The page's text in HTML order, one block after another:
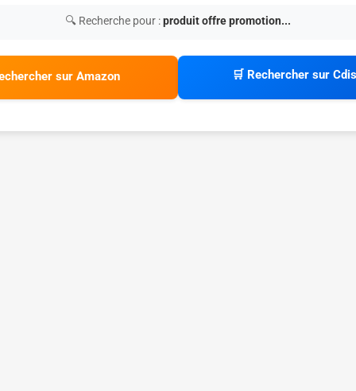
🔍 Recherche pour :produit offre promotion...
sur Amazon 🛒 Rechercher sur